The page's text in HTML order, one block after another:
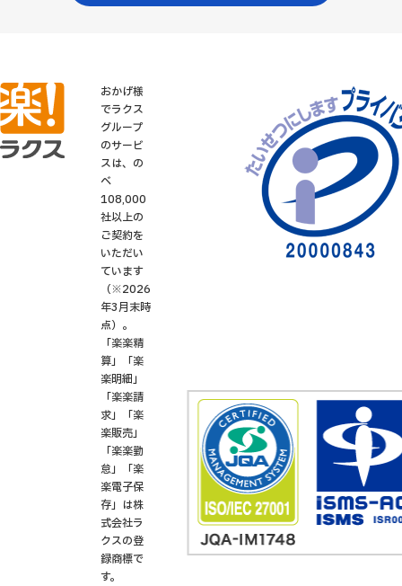
おかげ様
でラクス
グループ
のサービ
スは、の
べ
108,000
社以上の
ご契約を
いただい
ています
（※2026
年3月末時
点）。
「楽楽精
算」「楽
楽明細」
「楽楽請
求」「楽
楽販売」
「楽楽勤
怠」「楽
楽電子保
存」は株
式会社ラ
クスの登
録商標で
す。